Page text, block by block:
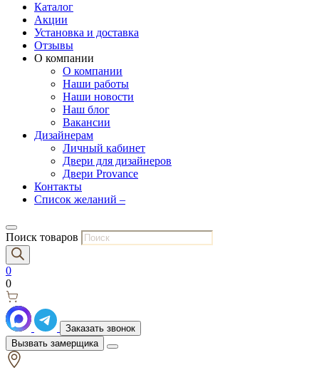
Каталог
Акции
Установка и доставка
Отзывы
О компании
О компании
Наши работы
Наши новости
Наш блог
Вакансии
Дизайнерам
Личный кабинет
Двери для дизайнеров
Двери Provance
Контакты
Список желаний –
Поиск товаров
0
0
Заказать звонок
Вызвать замерщика